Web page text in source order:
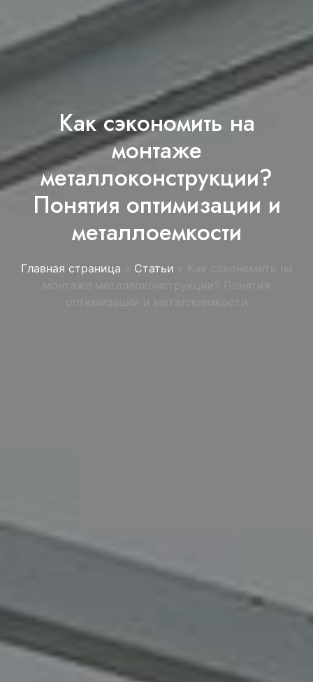
Как сэкономить на
монтаже
металлоконструкции?
Понятия оптимизации и
металлоемкости
Главная страница Статьи
Как сэкономить на
монтаже металлоконструкции? Понятия
оптимизации и металлоемкости